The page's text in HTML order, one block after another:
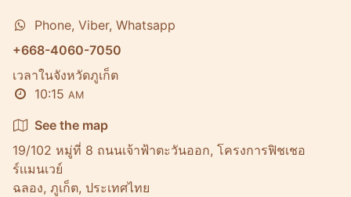
Phone, Viber, Whatsapp
+668-4060-7050
เวลาในจังหวัดภูเก็ต
10:15 AM
See the map
19/102 หมู่ที่ 8 ถนนเจ้าฟ้าตะวันออก, โครงการฟิชเชอ
ร์เเมนเวย์
ฉลอง, ภูเก็ต, ประเทศไทย